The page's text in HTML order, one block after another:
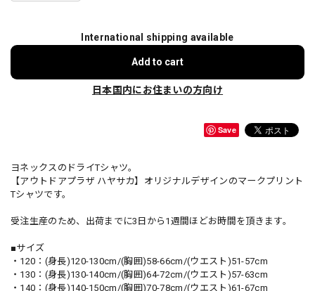
International shipping available
Add to cart
日本国内にお住まいの方向け
Save
ヨネックスのドライTシャツ。
【アウトドアプラザ ハヤサカ】オリジナルデザインのマークプリント
Tシャツです。
受注生産のため、出荷までに3日から1週間ほどお時間を頂きます。
■サイズ
・120：(身長)120-130cm/(胸囲)58-66cm/(ウエスト)51-57cm
・130：(身長)130-140cm/(胸囲)64-72cm/(ウエスト)57-63cm
・140：(身長)140-150cm/(胸囲)70-78cm/(ウエスト)61-67cm